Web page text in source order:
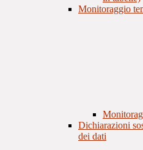
Monitoraggio
Dichiarazioni
dei dati